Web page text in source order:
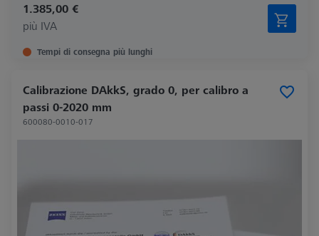
1.385,00 €
più IVA
Tempi di consegna più lunghi
Calibrazione DAkkS, grado 0, per calibro a
passi 0-2020 mm
600080-0010-017